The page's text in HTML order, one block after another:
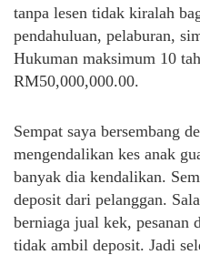
tanpa lesen tidak kiralah
pendahuluan, pelaburan,
Hukuman maksimum 10
RM50,000,000.00.
Sempat saya bersembang
mengendalikan kes anak
banyak dia kendalikan.
deposit dari pelanggan.
berniaga jual kek, pesanan
tidak ambil deposit. Jadi